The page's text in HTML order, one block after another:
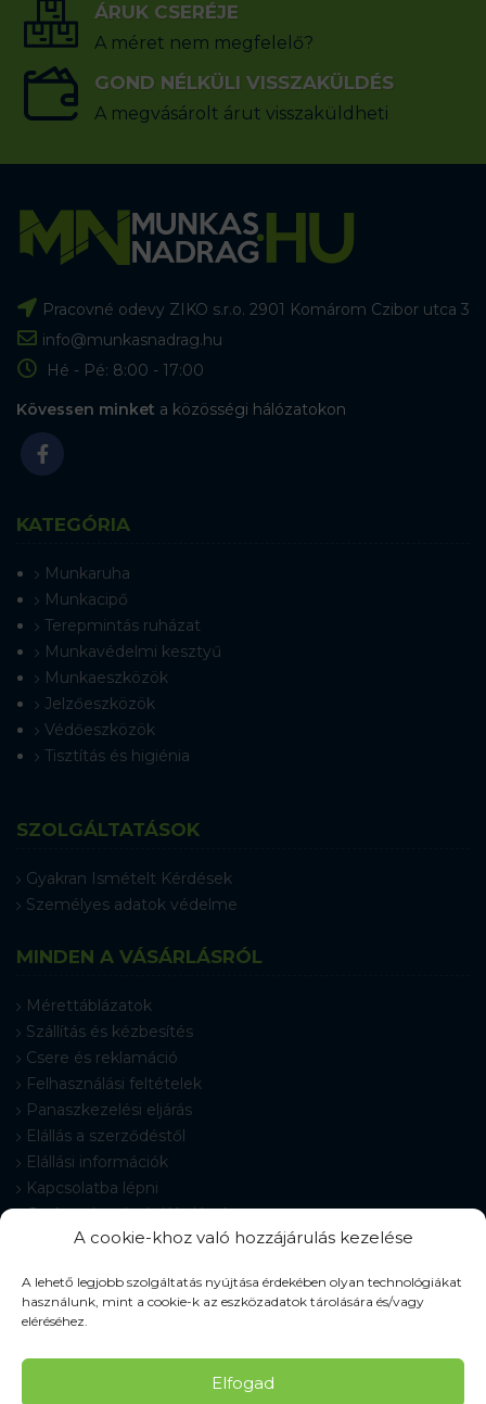
A cookie-khoz való hozzájárulás kezelése
A lehető legjobb szolgáltatás nyújtása érdekében olyan technológiákat
használunk, mint a cookie-k az eszközadatok tárolására és/vagy
eléréséhez.
Elfogad
ÁRUK CSERÉJE
A méret nem megfelelő?
GOND NÉLKÜLI VISSZAKÜLDÉS
A megvásárolt árut visszaküldheti
Pracovné odevy ZIKO s.r.o. 2901 Komárom Czibor utca 3
info@munkasnadrag.hu
Hé - Pé: 8:00 - 17:00
Kövessen minket a közösségi hálózatokon
KATEGÓRIA
Munkaruha
Munkacipő
Terepmintás ruházat
Munkavédelmi kesztyű
Munkaeszközök
Jelzőeszközök
Védőeszközök
Tisztítás és higiénia
SZOLGÁLTATÁSOK
Gyakran Ismételt Kérdések
Személyes adatok védelme
MINDEN A VÁSÁRLÁSRÓL
Mérettáblázatok
Szállítás és kézbesítés
Csere és reklamáció
Felhasználási feltételek
Panaszkezelési eljárás
Elállás a szerződéstől
Elállási információk
Kapcsolatba lépni
Gyakran Ismételt Kérdések
Cookie-beállítások